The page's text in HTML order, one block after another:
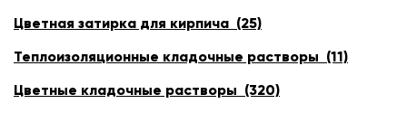
Цветная затирка для кирпича (25)
Теплоизоляционные кладочные растворы (11)
Цветные кладочные растворы (320)